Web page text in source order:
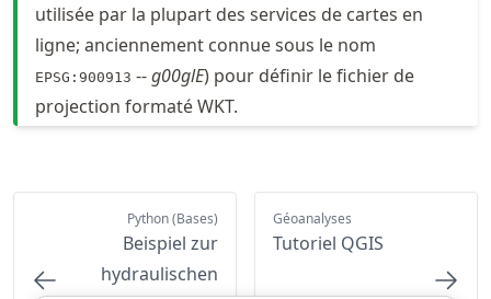
utilisée par la plupart des services de cartes en
ligne; anciennement connue sous le nom
EPSG:900913 --g00glE) pour définir le fichier de
projection formaté WKT.
Python (Bases)
Beispiel zur
hydraulischen
Géoanalyses
Tutoriel QGIS